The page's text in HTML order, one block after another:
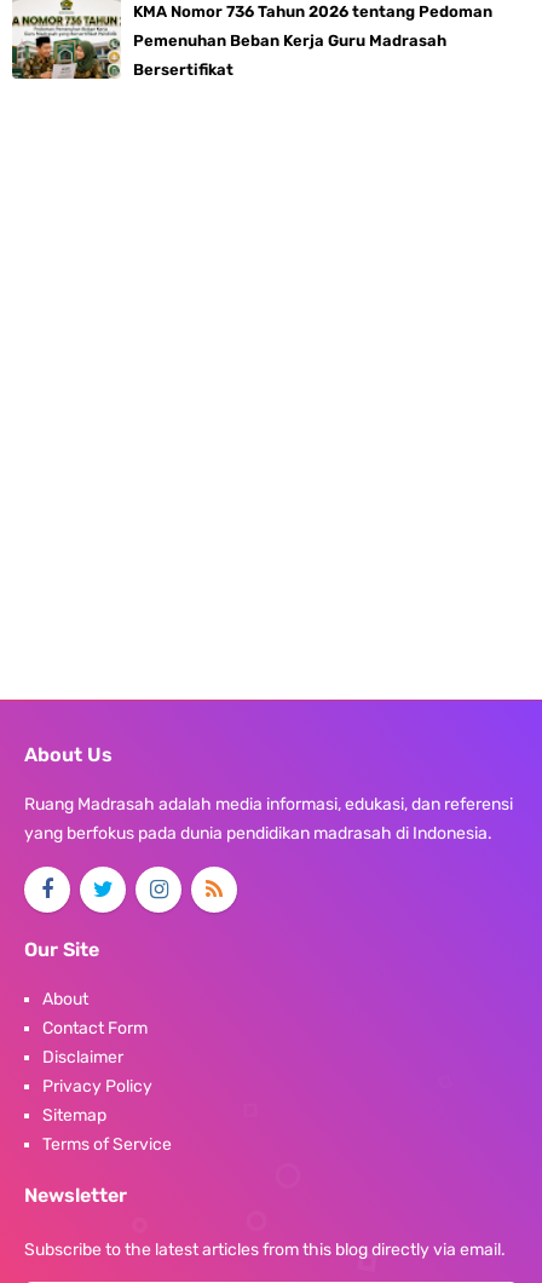
KMA Nomor 736 Tahun 2026 tentang Pedoman
Pemenuhan Beban Kerja Guru Madrasah
Bersertifikat
About Us
Ruang Madrasah adalah media informasi, edukasi, dan referensi
yang berfokus pada dunia pendidikan madrasah di Indonesia.
Our Site
About
Contact Form
Disclaimer
Privacy Policy
Sitemap
Terms of Service
Newsletter
Subscribe to the latest articles from this blog directly via email.